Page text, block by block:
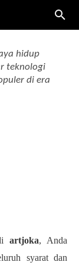
hidup
teknologi
di era
artjoka, Anda
syarat dan